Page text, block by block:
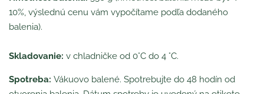
10%, výslednú cenu vám vypočítame podľa dodaného
balenia).
Skladovanie: v chladničke od 0°C do 4 °C.
Spotreba: Vákuovo balené. Spotrebujte do 48 hodín od